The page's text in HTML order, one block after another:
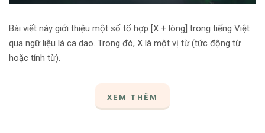
Bài viết này giới thiệu một số tổ hợp [X + lòng] trong tiếng Việt
qua ngữ liệu là ca dao. Trong đó, X là một vị từ (tức động từ
hoặc tính từ).
XEM THÊM